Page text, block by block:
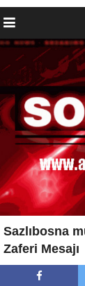
Sazlıbosna
Zaferi Mesajı